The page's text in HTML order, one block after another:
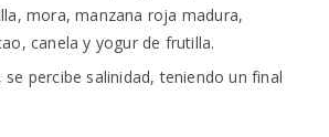
mora, manzana roja madura,
canela y yogur de frutilla.
se percibe salinidad, teniendo un final